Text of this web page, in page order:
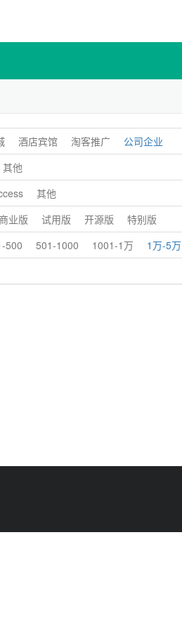
酒店宾馆 淘客推广
公司企业
其他
其他
商业版 试用版 开源版
特别版
500 501-1000 1001-1万 1万-5万